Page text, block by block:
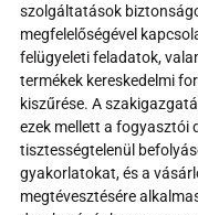
szolgáltatások
megfelelőségével
felügyeleti feladatok,
termékek kereskedelmi
kiszűrése. A
ezek mellett a fogyasztói
tisztességtelenül
gyakorlatokat, és a
megtévesztésére